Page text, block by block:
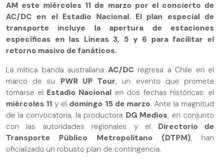
AM este miércoles 11 de marzo por el concierto de
AC/DC en el Estadio Nacional. El plan especial de
transporte incluye la apertura de estaciones
específicas en las Líneas 3, 5 y 6 para facilitar el
retorno masivo de fanáticos.
La mítica banda australiana AC/DC regresa a Chile en el
marco de su PWR UP Tour, un evento que promete
tomarse el Estadio Nacionalen dos fechas históricas: el
miércoles 11 y el domingo 15 de marzo. Ante la magnitud
de la convocatoria, la productora DG Medios, en conjunto
con las autoridades regionales y el Directorio de
Transporte Público Metropolitano (DTPM), han
oficializado un robusto plan de contingencia.